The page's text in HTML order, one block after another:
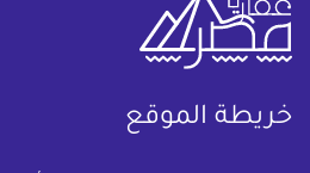
خريطة الموقع